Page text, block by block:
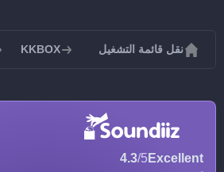
نقل قائمة التشغيل KKBOX
Excellent
4.3/5